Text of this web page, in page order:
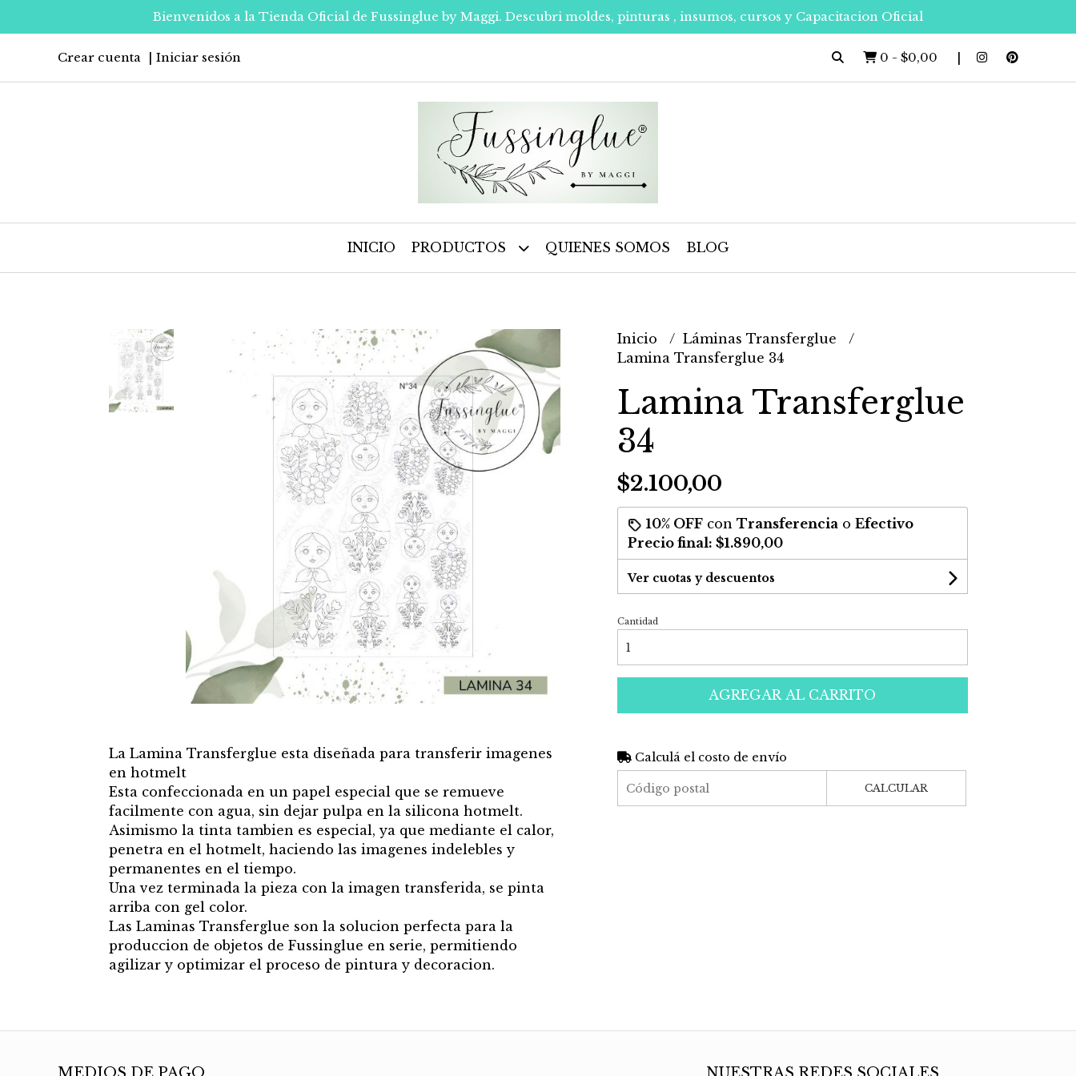
Bienvenidos a la Tienda Oficial de Fussinglue by Maggi. Descubri moldes, pinturas , insumos, cursos y Capacitacion Oficial
Crear cuenta Iniciar sesión 0 - $0,00
INICIO PRODUCTOS QUIENES SOMOS BLOG
La Lamina Transferglue esta diseñada para transferir imagenes
en hotmelt
Esta confeccionada en un papel especial que se remueve
facilmente con agua, sin dejar pulpa en la silicona hotmelt.
Asimismo la tinta tambien es especial, ya que mediante el calor,
penetra en el hotmelt, haciendo las imagenes indelebles y
permanentes en el tiempo.
Una vez terminada la pieza con la imagen transferida, se pinta
arriba con gel color.
Las Laminas Transferglue son la solucion perfecta para la
produccion de objetos de Fussinglue en serie, permitiendo
agilizar y optimizar el proceso de pintura y decoracion.
Inicio
Láminas Transferglue
Lamina Transferglue 34
Lamina Transferglue
34
$2.100,00
10% OFFcon Transferenciao Efectivo
Precio final: $1.890,00
Ver cuotas y descuentos
Cantidad
AGREGAR AL CARRITO
Calculá el costo de envío
CALCULAR